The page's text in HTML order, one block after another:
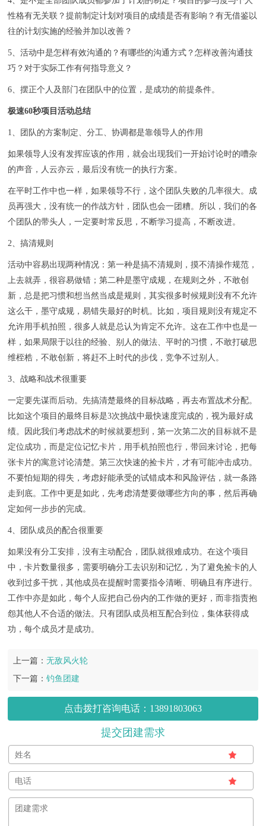
性格有无关联？提前制定计划对项目的成绩是否有影响？有无借鉴以
往的计划实施的经验并加以改善？
5、活动中是怎样有效沟通的？有哪些的沟通方式？怎样改善沟通技
巧？对于实际工作有何指导意义？
6、摆正个人及部门在团队中的位置，是成功的前提条件。
极速60秒项目活动总结
1、团队的方案制定、分工、协调都是靠领导人的作用
如果领导人没有发挥应该的作用，就会出现我们一开始讨论时的嘈杂
的声音，人云亦云，最后没有统一的执行方案。
在平时工作中也一样，如果领导不行，这个团队失败的几率很大。成
员再强大，没有统一的作战方针，团队也会一团糟。所以，我们的各
个团队的带头人，一定要时常反思，不断学习提高，不断改进。
2、搞清规则
活动中容易出现两种情况：第一种是搞不清规则，摸不清操作规范，
上去就弄，很容易做错；第二种是墨守成规，在规则之外，不敢创
新，总是把习惯和想当然当成是规则，其实很多时候规则没有不允许
这么干，墨守成规，易错失最好的时机。比如，项目规则没有规定不
允许用手机拍照，很多人就是总认为肯定不允许。这在工作中也是一
样，如果局限于以往的经验、别人的做法、平时的习惯，不敢打破思
维桎梏，不敢创新，将赶不上时代的步伐，竞争不过别人。
3、战略和战术很重要
一定要先谋而后动。先搞清楚最终的目标战略，再去布置战术分配。
比如这个项目的最终目标是3次挑战中最快速度完成的，视为最好成
绩。因此我们考虑战术的时候就要想到，第一次第二次的目标就不是
定位成功，而是定位记忆卡片，用手机拍照也行，带回来讨论，把每
张卡片的寓意讨论清楚。第三次快速的捡卡片，才有可能冲击成功。
不要怕短期的得失，考虑好能承受的试错成本和风险评估，就一条路
走到底。工作中更是如此，先考虑清楚要做哪些方向的事，然后再确
定如何一步步的完成。
4、团队成员的配合很重要
如果没有分工安排，没有主动配合，团队就很难成功。在这个项目
中，卡片数量很多，需要明确分工去识别和记忆，为了避免捡卡的人
收到过多干扰，其他成员在提醒时需要指令清晰、明确且有序进行。
工作中亦是如此，每个人应把自己份内的工作做的更好，而非指责抱
怨其他人不合适的做法。只有团队成员相互配合到位，集体获得成
功，每个成员才是成功。
上一篇：无敌风火轮
下一篇：钓鱼团建
点击拨打咨询电话：13891803063
提交团建需求